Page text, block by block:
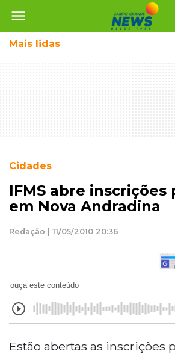
menu
Mais lidas
Cidades
IFMS abre inscrições
em Nova Andradina
Redação | 11/05/2010 20:36
ouça este conteúdo
Estão abertas as inscrições